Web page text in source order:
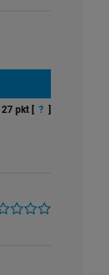
27 pkt [ ? ]